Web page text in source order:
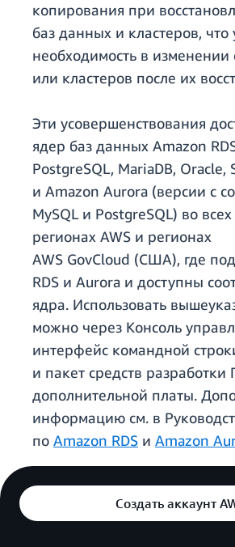
копирования при
баз данных и кластеров, что
необходимость в изменении
или кластеров после их
Эти усовершенствования
ядер баз данных Amazon
PostgreSQL, MariaDB, Oracle,
и Amazon Aurora (версии с
MySQL и PostgreSQL) во
регионах AWS и регионах
AWS GovCloud (США), где
RDS и Aurora и доступны
ядра. Использовать
можно через Консоль
интерфейс командной
и пакет средств разработки
дополнительной платы.
информацию см. в
по Amazon RDS и Amazon
Создать аккаунт